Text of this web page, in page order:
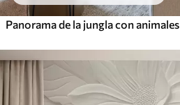
Panorama de la jungla con animales